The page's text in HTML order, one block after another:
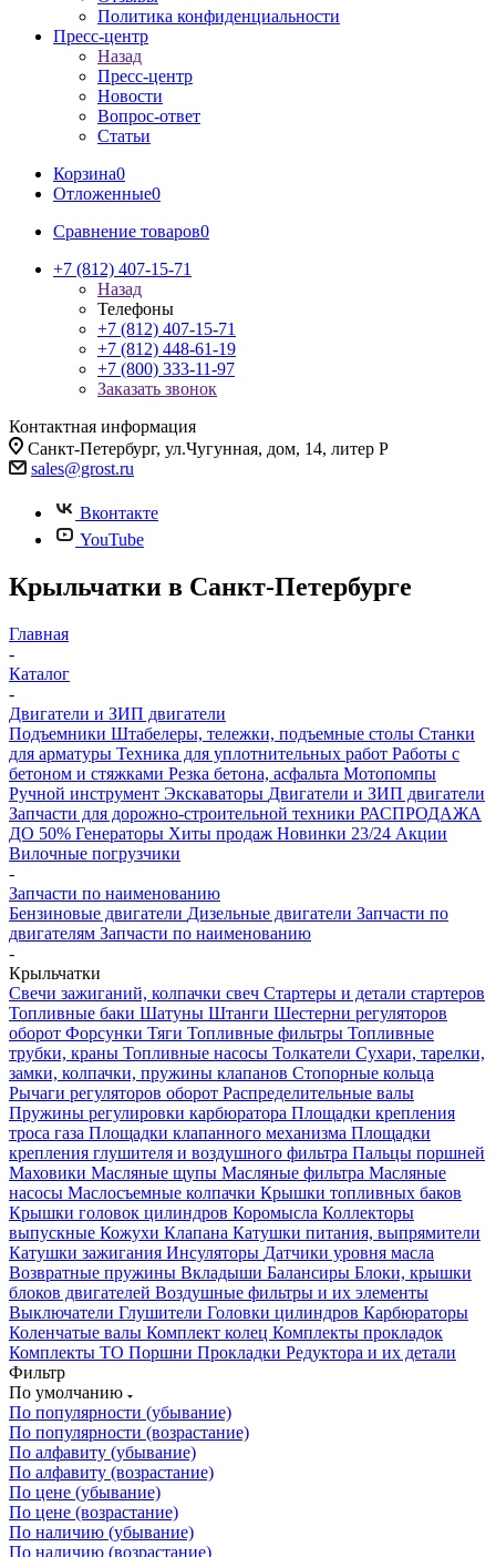
Политика конфиденциальности
Пресс-центр
Назад
Пресс-центр
Новости
Вопрос-ответ
Статьи
Корзина0
Отложенные0
Сравнение товаров0
+7 (812) 407-15-71
Назад
Телефоны
+7 (812) 407-15-71
+7 (812) 448-61-19
+7 (800) 333-11-97
Заказать звонок
Контактная информация
Санкт-Петербург, ул.Чугунная, дом, 14, литер Р
sales@grost.ru
Вконтакте
YouTube
Крыльчатки в Санкт-Петербурге
Главная
-
Каталог
-
Двигатели и ЗИП двигатели
Подъемники Штабелеры, тележки, подъемные столы Станки
для арматуры Техника для уплотнительных работ Работы с
бетоном и стяжками Резка бетона, асфальта Мотопомпы
Ручной инструмент Экскаваторы Двигатели и ЗИП двигатели
Запчасти для дорожно-строительной техники РАСПРОДАЖА
ДО 50% Генераторы Хиты продаж Новинки 23/24 Акции
Вилочные погрузчики
-
Запчасти по наименованию
Бензиновые двигатели Дизельные двигатели Запчасти по
двигателям Запчасти по наименованию
-
Крыльчатки
Свечи зажиганий, колпачки свеч Стартеры и детали стартеров
Топливные баки Шатуны Штанги Шестерни регуляторов
оборот Форсунки Тяги Топливные фильтры Топливные
трубки, краны Топливные насосы Толкатели Сухари, тарелки,
замки, колпачки, пружины клапанов Стопорные кольца
Рычаги регуляторов оборот Распределительные валы
Пружины регулировки карбюратора Площадки крепления
троса газа Площадки клапанного механизма Площадки
крепления глушителя и воздушного фильтра Пальцы поршней
Маховики Масляные щупы Масляные фильтра Масляные
насосы Маслосъемные колпачки Крышки топливных баков
Крышки головок цилиндров Коромысла Коллекторы
выпускные Кожухи Клапана Катушки питания, выпрямители
Катушки зажигания Инсуляторы Датчики уровня масла
Возвратные пружины Вкладыши Балансиры Блоки, крышки
блоков двигателей Воздушные фильтры и их элементы
Выключатели Глушители Головки цилиндров Карбюраторы
Коленчатые валы Комплект колец Комплекты прокладок
Комплекты ТО Поршни Прокладки Редуктора и их детали
Фильтр
По умолчанию
По популярности (убывание)
По популярности (возрастание)
По алфавиту (убывание)
По алфавиту (возрастание)
По цене (убывание)
По цене (возрастание)
По наличию (убывание)
По наличию (возрастание)